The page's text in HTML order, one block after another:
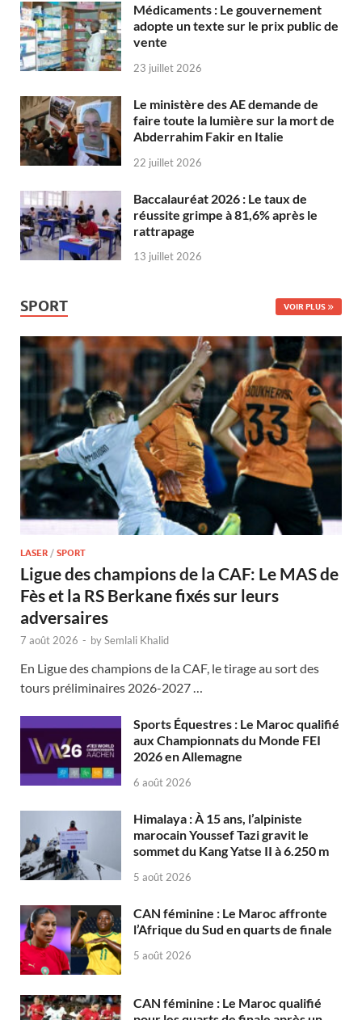
Médicaments : Le gouvernement
adopte un texte sur le prix public de
vente
23 juillet 2026
Le ministère des AE demande de
faire toute la lumière sur la mort de
Abderrahim Fakir en Italie
22 juillet 2026
Baccalauréat 2026 : Le taux de
réussite grimpe à 81,6% après le
rattrapage
13 juillet 2026
SPORT VOIR PLUS
LASER / SPORT
Ligue des champions de la CAF: Le MAS de
Fès et la RS Berkane fixés sur leurs
adversaires
7 août 2026 - bySemlali Khalid
En Ligue des champions de la CAF, le tirage au sort des
tours préliminaires 2026-2027 …
Sports Équestres : Le Maroc qualifié
aux Championnats du Monde FEI
2026 en Allemagne
6 août 2026
Himalaya : À 15 ans, l’alpiniste
marocain Youssef Tazi gravit le
sommet du Kang Yatse II à 6.250 m
5 août 2026
CAN féminine : Le Maroc affronte
l’Afrique du Sud en quarts de finale
5 août 2026
CAN féminine : Le Maroc qualifié